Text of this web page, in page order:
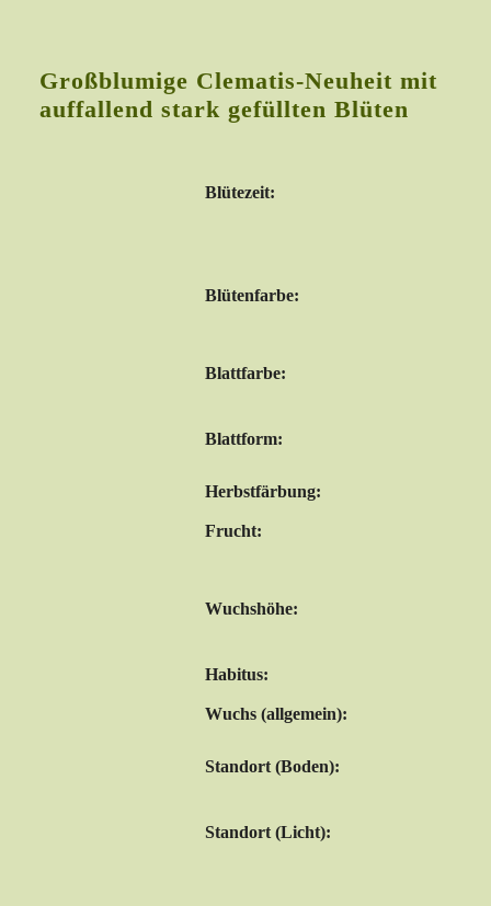
Großblumige Clematis-Neuheit mit
auffallend stark gefüllten Blüten
Blütezeit:
Blütenfarbe:
Blattfarbe:
Blattform:
Herbstfärbung:
Frucht:
Wuchshöhe:
Habitus:
Wuchs (allgemein):
Standort (Boden):
Standort (Licht):